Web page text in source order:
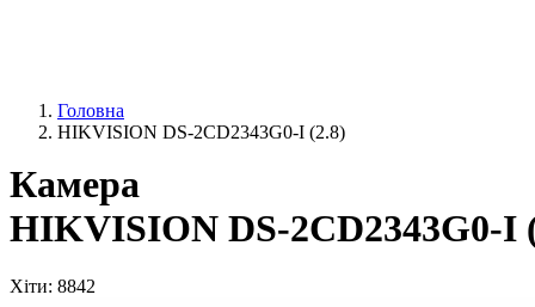
Головна
HIKVISION DS-2CD2343G0-I (2.8)
Камера
HIKVISION DS-2CD2343G0-I
Хіти: 8842